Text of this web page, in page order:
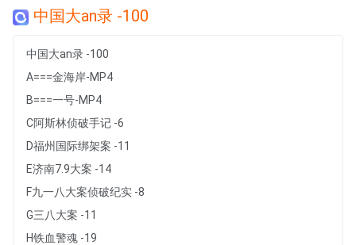
中国大an录 -100
中国大an录 -100
A===金海岸-MP4
B===一号-MP4
C阿斯林侦破手记 -6
D福州国际绑架案 -11
E济南7.9大案 -14
F九一八大案侦破纪实 -8
G三八大案 -11
H铁血警魂 -19